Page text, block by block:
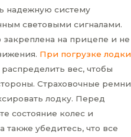
надежную систему
световыми сигналами.
закреплена на прицепе и не
При погрузке лодки
вес, чтобы
Страховочные ремни
лодку. Перед
состояние колес и
убедитесь, что все